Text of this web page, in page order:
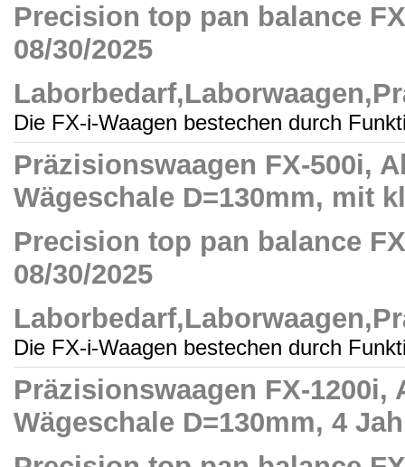
Precision top pan balance
08/30/2025
Die FX-i-Waagen bestechen durch
Präzisionswaagen FX-500i,
Wägeschale D=130mm, mit
Precision top pan balance
08/30/2025
Die FX-i-Waagen bestechen durch
Präzisionswaagen FX-
Wägeschale D=130mm, 4